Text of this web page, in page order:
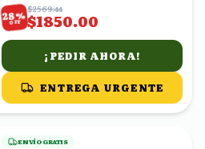
28%
OFF
$2569.44
$1850.00
¡PEDIR AHORA!
ENTREGA URGENTE
ENVÍO GRATIS